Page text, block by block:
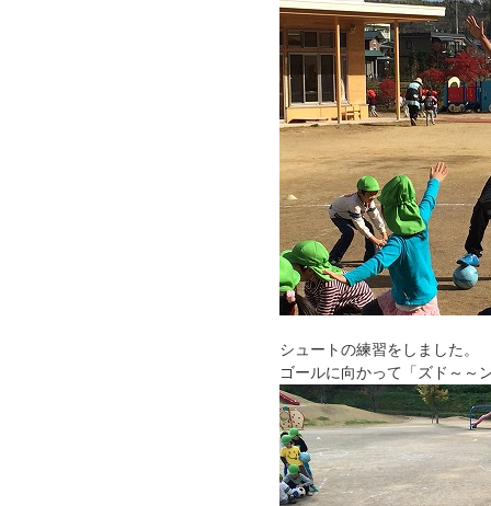
シュートの練習をしました。
ゴールに向かって「ズド～～